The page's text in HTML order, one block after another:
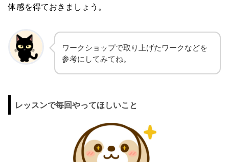
体感を得ておきましょう。
ワークショップで取り上げたワークなどを
参考にしてみてね。
レッスンで毎回やってほしいこと